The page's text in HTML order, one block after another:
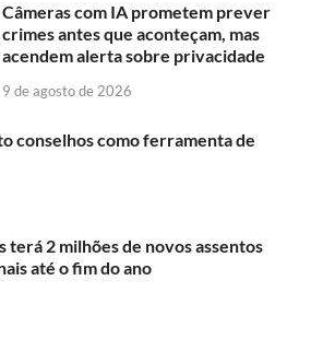
Câmeras com IA prometem prever
crimes antes que aconteçam, mas
acendem alerta sobre privacidade
9 de agosto de 2026
conselhos como ferramenta de
terá 2 milhões de novos assentos
até o fim do ano